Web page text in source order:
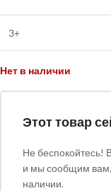
3+
Нет в наличии
Этот товар
Не беспокойтесь!
и мы сообщим вам,
наличии.